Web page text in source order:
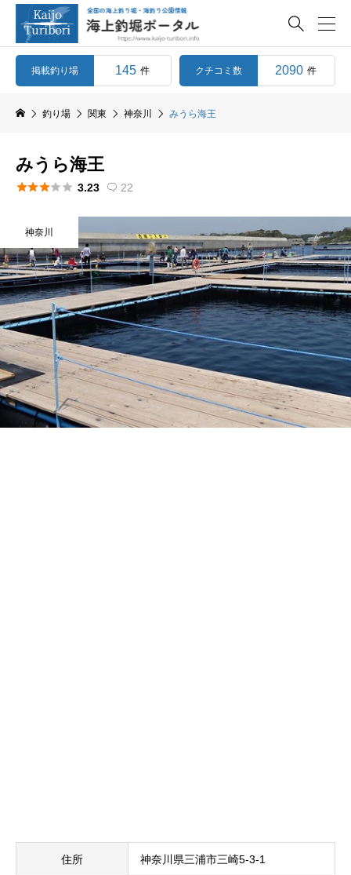

掲載釣り場 145 件 クチコミ数 2090 件
釣り場 関東 神奈川 みうら海王
みうら海王
 3.23  22
神奈川
住所 神奈川県三浦市三崎5-3-1